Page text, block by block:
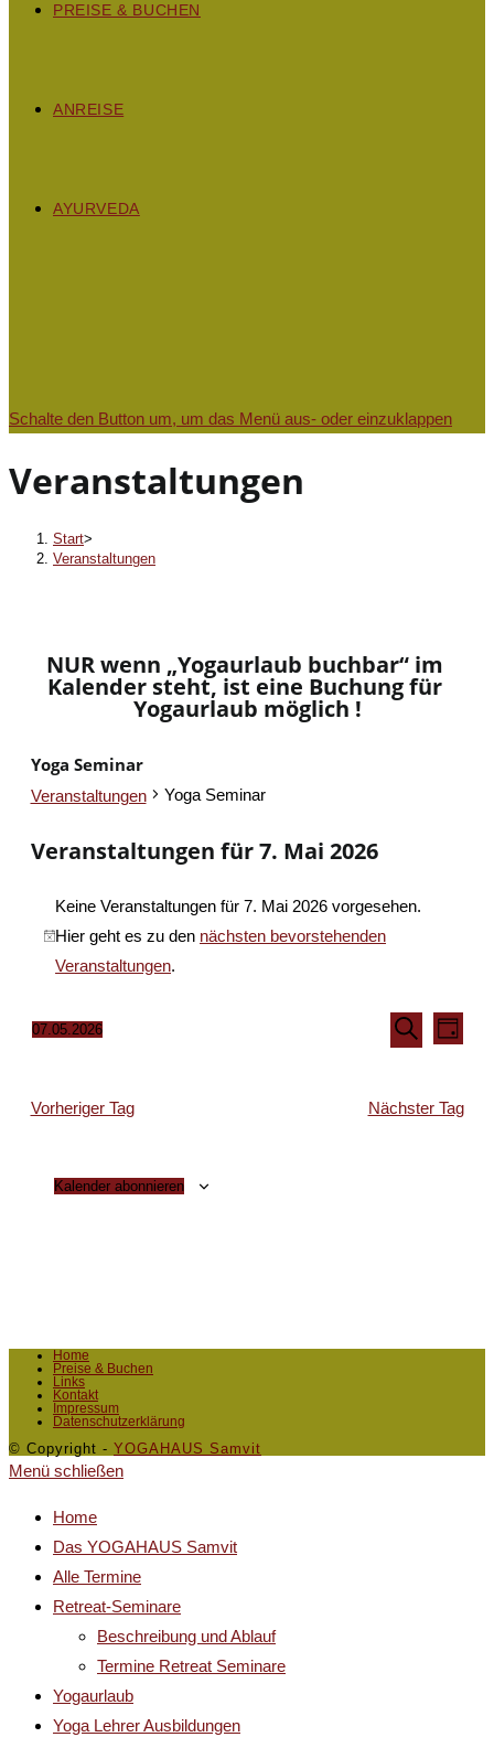
PREISE & BUCHEN
ANREISE
AYURVEDA
Schalte den Button um, um das Menü aus- oder einzuklappen
Veranstaltungen
Start>
Veranstaltungen
NUR wenn „Yogaurlaub buchbar“ im
Kalender steht, ist eine Buchung für
Yogaurlaub möglich !​
Yoga Seminar
Veranstaltungen Yoga Seminar
Veranstaltungen für 7. Mai 2026
Hinweis
Keine Veranstaltungen für 7. Mai 2026 vorgesehen.
Hier geht es zu den nächsten bevorstehenden
Veranstaltungen.
Suche
Suche
Tag
07.05.2026
Vorheriger Tag
Nächster Tag
Kalender abonnieren
Home
Preise & Buchen
Links
Kontakt
Impressum
Datenschutzerklärung
© Copyright - YOGAHAUS Samvit
Menü schließen
Home
Das YOGAHAUS Samvit
Alle Termine
Retreat-Seminare
Beschreibung und Ablauf
Termine Retreat Seminare
Yogaurlaub
Yoga Lehrer Ausbildungen